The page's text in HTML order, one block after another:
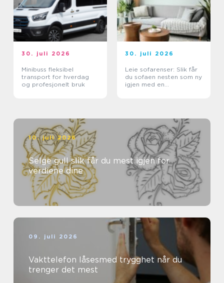
30. juli 2026
Minibuss fleksibel
transport for hverdag
og profesjonelt bruk
30. juli 2026
Leie sofarenser: Slik får
du sofaen nesten som ny
igjen med en
10. juli 2026
Selge gull slik får du mest igjen for
verdiene dine
09. juli 2026
Vakttelefon låsesmed trygghet når du
trenger det mest